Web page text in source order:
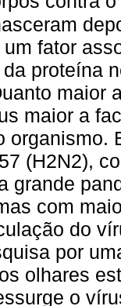
fator
proteína
maior
maior a
organismo.
(H2N2),
grande
com
do
por
olhares
o